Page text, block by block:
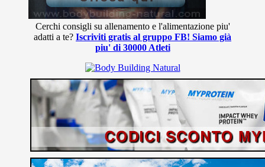
Cerchi consigli su allenamento e l'alimentazione piu'
adatti a te? Iscriviti gratis al gruppo FB! Siamo già
piu' di 30000 Atleti